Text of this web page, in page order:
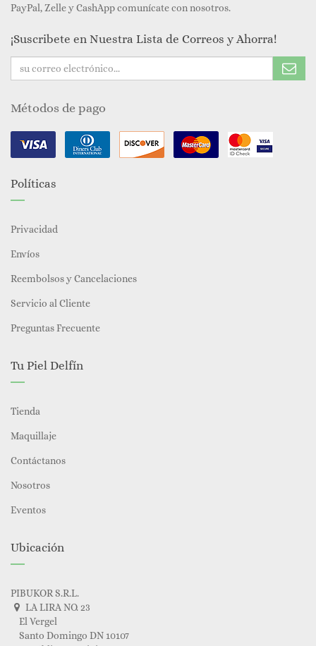
PayPal, Zelle y CashApp comunícate con nosotros.
¡Suscribete en Nuestra Lista de Correos y Ahorra!
Métodos de pago
Políticas
Privacidad
Envíos
Reembolsos y Cancelaciones
Servicio al Cliente
Preguntas Frecuente
Tu Piel Delfín
Tienda
Maquillaje
Contáctanos
Nosotros
Eventos
Ubicación
PIBUKOR S.R.L.
LA LIRA NO. 23
El Vergel
Santo Domingo DN 10107